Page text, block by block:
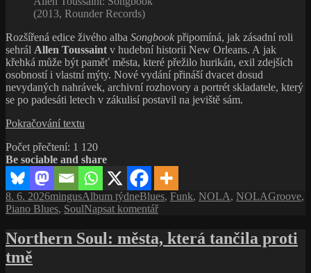
(2013, Rounder Records)
Rozšířená edice živého alba Songbook připomíná, jak zásadní roli
sehrál Allen Toussaint v hudební historii New Orleans. A jak
křehká může být paměť města, které přežilo hurikán, exil zdejších
osobností i vlastní mýty. Nové vydání přináší dvacet dosud
nevydaných nahrávek, archivní rozhovory a portrét skladatele, který
se po padesáti letech v zákulisí postavil na jeviště sám.
Pokračování textu
Toussainta:
Návrat
muže,
který
držel
New
pohromadě
Počet přečtení: 1 120
Be sociable and share
Publikováno:
8. 6. 2026Autor:
mingusRubriky:
Album týdneŠtítky:
Blues, Funk, NOLA, NOLAGroove,
Piano Blues, SoulNapsat komentářpro
názvem
Northern Soul: města, která tančila proti
tmě